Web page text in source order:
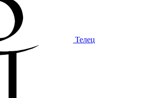
Телец